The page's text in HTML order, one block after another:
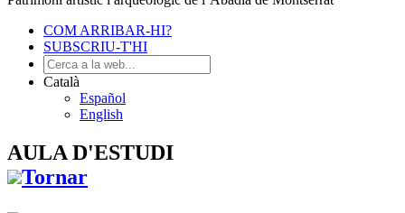
COM ARRIBAR-HI?
SUBSCRIU-T'HI
Català
Español
English
AULA D'ESTUDI
Tornar